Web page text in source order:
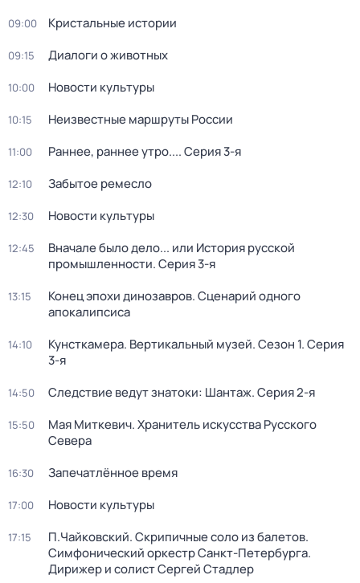
09:00 Кристальные истории
09:15 Диалоги о животных
10:00 Новости культуры
10:15 Неизвестные маршруты России
11:00 Раннее, раннее утро.... Серия 3-я
12:10 Забытое ремесло
12:30 Новости культуры
12:45
Вначале было дело... или История русской
промышленности. Серия 3-я
13:15
Конец эпохи динозавров. Сценарий одного
апокалипсиса
14:10 Кунсткамера. Вертикальный музей. Сезон 1. Серия
3-я
14:50 Следствие ведут знатоки: Шантаж. Серия 2-я
15:50
Мая Миткевич. Хранитель искусства Русского
Севера
16:30 Запечатлённое время
17:00 Новости культуры
17:15
П.Чайковский. Скрипичные соло из балетов.
Симфонический оркестр Санкт-Петербурга.
Дирижер и солист Сергей Стадлер